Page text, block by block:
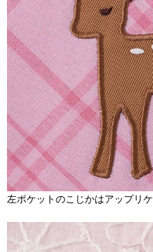
左ポケットのこじかはアップリケ